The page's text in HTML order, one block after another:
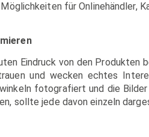
für Onlinehändler,
Eindruck von den Produkten
und wecken echtes
fotografiert und die
sollte jede davon einzeln